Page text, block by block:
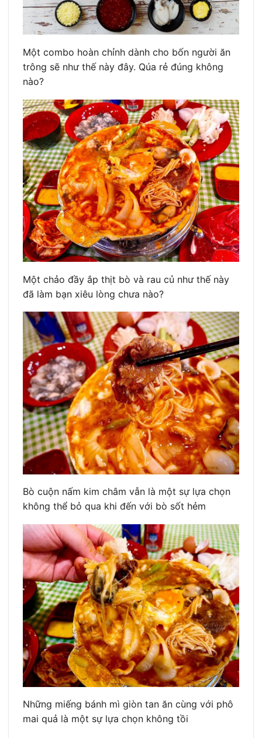
Một combo hoàn chỉnh dành cho bốn người ăn
trông sẽ như thế này đây. Qúa rẻ đúng không
nào?
Một chảo đầy ắp thịt bò và rau củ như thế này
đã làm bạn xiêu lòng chưa nào?
Bò cuộn nấm kim châm vẫn là một sự lựa chọn
không thể bỏ qua khi đến với bò sốt hẻm
Những miếng bánh mì giòn tan ăn cùng với phô
mai quả là một sự lựa chọn không tồi